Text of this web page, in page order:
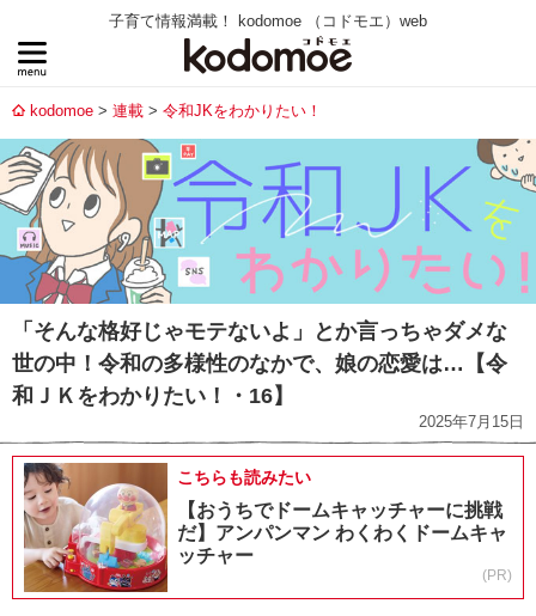
子育て情報満載！ kodomoe （コドモエ）web
kodomoe 連載 令和JKをわかりたい！
「そんな格好じゃモテないよ」とか言っちゃダメな
世の中！令和の多様性のなかで、娘の恋愛は…【令
和ＪＫをわかりたい！・16】
2025年7月15日
こちらも読みたい
【おうちでドームキャッチャーに挑戦
だ】アンパンマン わくわくドームキャ
ッチャー
(PR)